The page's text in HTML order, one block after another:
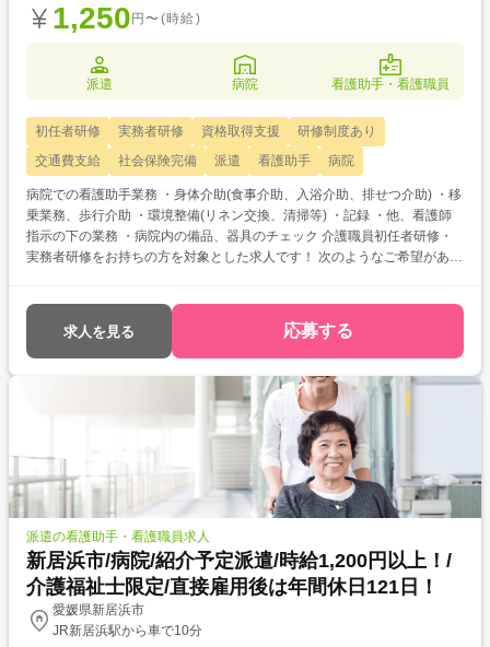
1,250 円〜(時給)
派遣 病院 看護助手・看護職員
初任者研修 実務者研修 資格取得支援
研修制度あり
交通費支給
社会保険完備 派遣 看護助手 病院
病院での看護助手業務 ・身体介助(食事介助、入浴介助、排せつ介助) ・移
乗業務、歩行介助 ・環境整備(リネン交換、清掃等) ・記録 ・他、看護師
指示の下の業務 ・病院内の備品、器具のチェック 介護職員初任者研修・
実務者研修をお持ちの方を対象とした求人です！ 次のようなご希望がある
求人を見る 応募する
派遣の看護助手・看護職員求人
新居浜市/病院/紹介予定派遣/時給1,200円以上！/
介護福祉士限定/直接雇用後は年間休日121日！
愛媛県新居浜市
JR新居浜駅から車で10分